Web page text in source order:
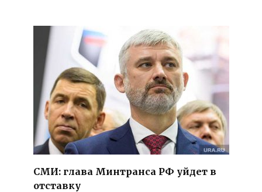
СМИ: глава Минтранса РФ уйдет в
отставку